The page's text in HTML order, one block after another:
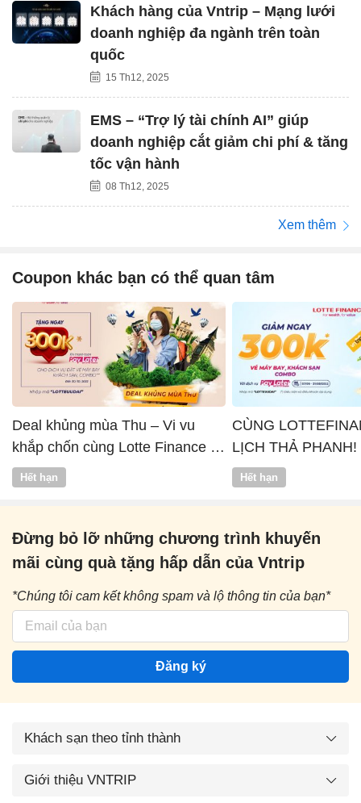
Khách hàng của Vntrip – Mạng lưới
doanh nghiệp đa ngành trên toàn
quốc
15 Th12, 2025
EMS – “Trợ lý tài chính AI” giúp
doanh nghiệp cắt giảm chi phí & tăng
tốc vận hành
08 Th12, 2025
Xem thêm
Coupon khác bạn có thể quan tâm
Deal khủng mùa Thu – Vi vu
khắp chốn cùng Lotte Finance x
Vntrip
Hết hạn
CÙNG
LỊCH THẢ PHANH!
Hết hạn
Đừng bỏ lỡ những chương trình khuyến
mãi cùng quà tặng hấp dẫn của Vntrip
*Chúng tôi cam kết không spam và lộ thông tin của bạn*
Đăng ký
Khách sạn theo tỉnh thành
Giới thiệu VNTRIP